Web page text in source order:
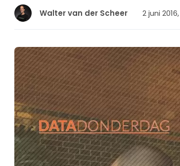
Walter van der Scheer 2 juni